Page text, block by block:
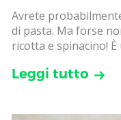
Avrete
di pasta. Ma forse
ricotta e spinacino!
Leggi tutto